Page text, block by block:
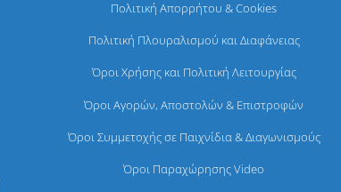
Πολιτική Απορρήτου & Cookies
Πολιτική Πλουραλισμού και Διαφάνειας
Όροι Χρήσης και Πολιτική Λειτουργίας
Όροι Αγορών, Αποστολών & Επιστροφών
Όροι Συμμετοχής σε Παιχνίδια & Διαγωνισμούς
Όροι Παραχώρησης Video